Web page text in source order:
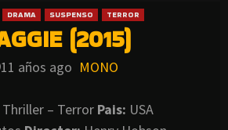
DRAMA SUSPENSO TERROR
(2015)
11 años ago MONO
Thriller – Terror Pais: USA